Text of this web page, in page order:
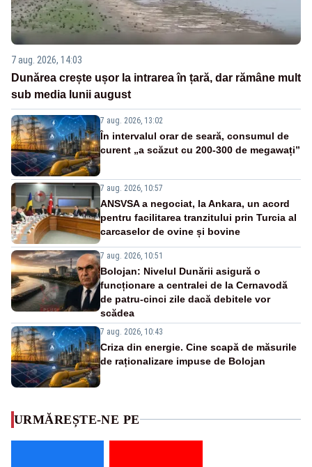
7 aug. 2026, 14:03
Dunărea crește ușor la intrarea în țară, dar rămâne mult
sub media lunii august
7 aug. 2026, 13:02
În intervalul orar de seară, consumul de
curent „a scăzut cu 200-300 de megawați”
7 aug. 2026, 10:57
ANSVSA a negociat, la Ankara, un acord
pentru facilitarea tranzitului prin Turcia al
carcaselor de ovine și bovine
7 aug. 2026, 10:51
Bolojan: Nivelul Dunării asigură o
funcționare a centralei de la Cernavodă
de patru-cinci zile dacă debitele vor
scădea
7 aug. 2026, 10:43
Criza din energie. Cine scapă de măsurile
de raționalizare impuse de Bolojan
URMĂREȘTE-NE PE